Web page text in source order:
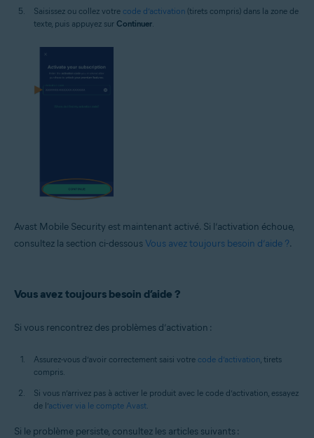
Saisissez ou collez votre code d’activation (tirets compris) dans la zone de
texte, puis appuyez sur Continuer
Avast Mobile Security est maintenant activé. Si l’activation échoue,
consultez la section ci-dessous Vous avez toujours besoin d’aide ?.
Vous avez toujours besoin d’aide ?
Si vous rencontrez des problèmes d’activation :
Assurez-vous d’avoir correctement saisi votre code d’activation , tirets
compris.
Si vous n’arrivez pas à activer le produit avec le code d’activation, essayez
de l’activer via le compte Avast
Si le problème persiste, consultez les articles suivants :